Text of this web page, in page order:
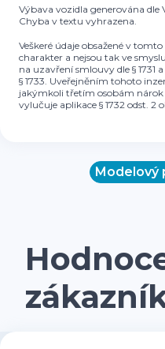
Výbava vozidla generována
Chyba v textu vyhrazena.
Veškeré údaje obsažené v
charakter a nejsou tak ve
na uzavření smlouvy dle § 1731
§ 1733. Uveřejněním tohoto
jakýmkoli třetím osobám
vylučuje aplikace § 1732 odst. 2
Modelový